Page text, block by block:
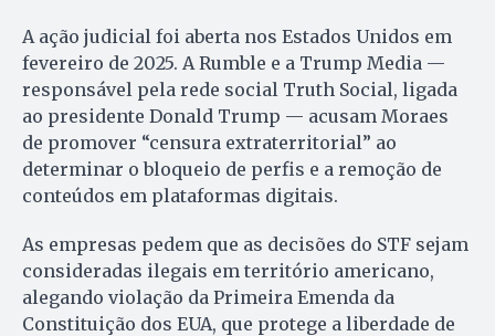
A ação judicial foi aberta nos Estados Unidos em
fevereiro de 2025. A Rumble e a Trump Media —
responsável pela rede social Truth Social, ligada
ao presidente Donald Trump — acusam Moraes
de promover “censura extraterritorial” ao
determinar o bloqueio de perfis e a remoção de
conteúdos em plataformas digitais.
As empresas pedem que as decisões do STF sejam
consideradas ilegais em território americano,
alegando violação da Primeira Emenda da
Constituição dos EUA, que protege a liberdade de